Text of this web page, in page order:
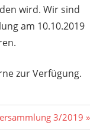
wird. Wir sind
am 10.10.2019
zur Verfügung.
3/2019